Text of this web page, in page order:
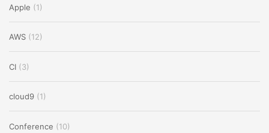
Apple (1)
AWS (12)
CI (3)
cloud9 (1)
Conference (10)